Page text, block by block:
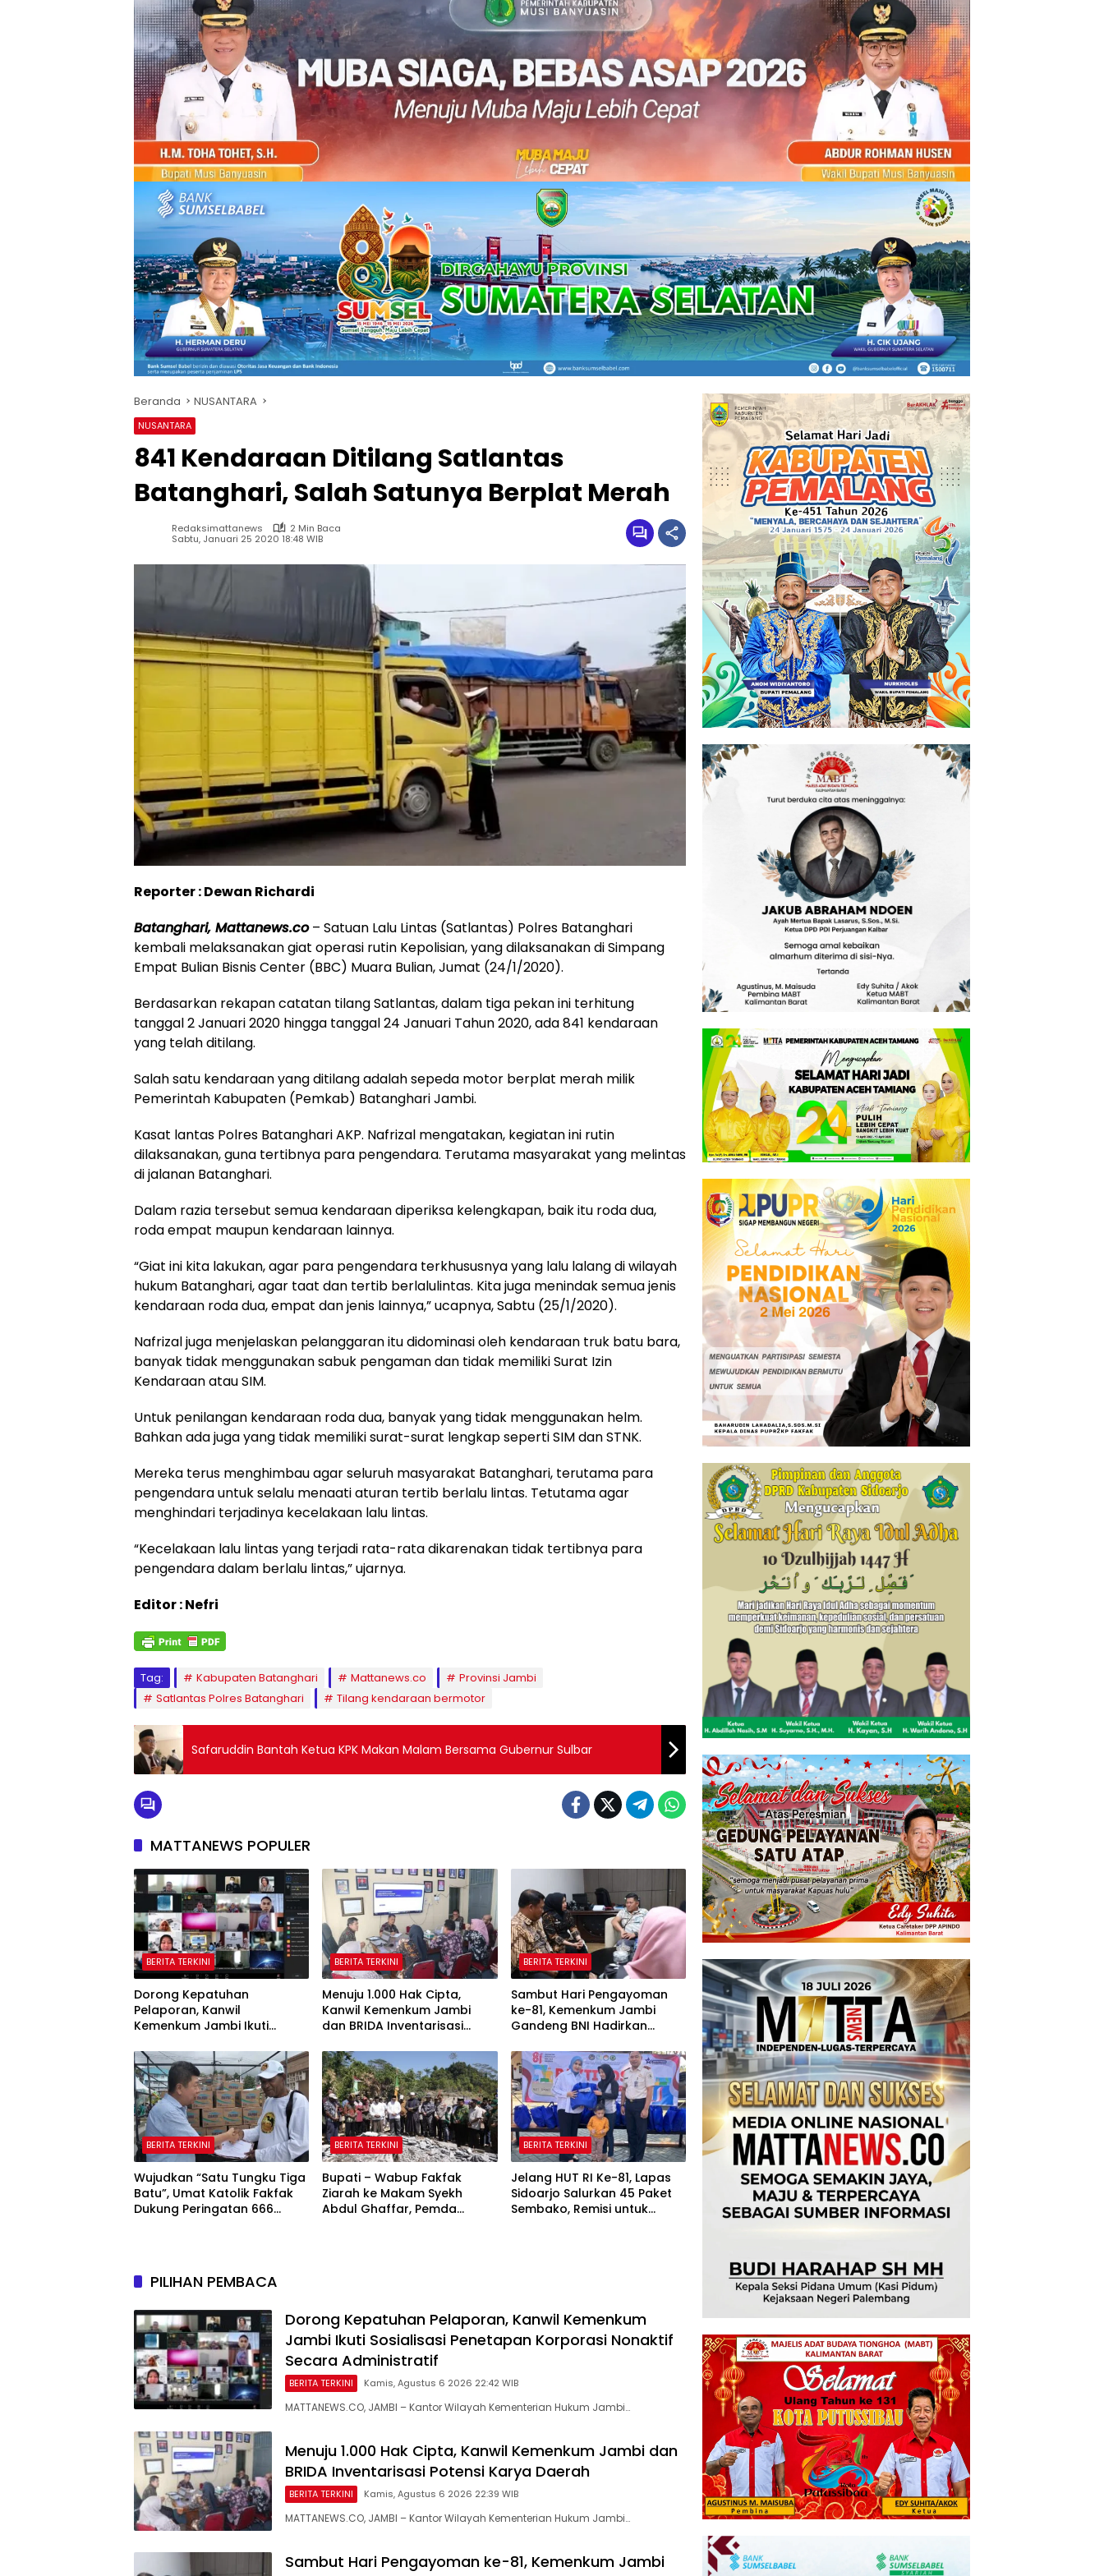
Beranda NUSANTARA
NUSANTARA
841 Kendaraan Ditilang Satlantas
Batanghari, Salah Satunya Berplat Merah
Redaksimattanews
2 Min Baca
Sabtu, Januari 25 2020 18:48 WIB
Reporter : Dewan Richardi
Batanghari, Mattanews.co– Satuan Lalu Lintas (Satlantas) Polres Batanghari
kembali melaksanakan giat operasi rutin Kepolisian, yang dilaksanakan di Simpang
Empat Bulian Bisnis Center (BBC) Muara Bulian, Jumat (24/1/2020).
Berdasarkan rekapan catatan tilang Satlantas, dalam tiga pekan ini terhitung
tanggal 2 Januari 2020 hingga tanggal 24 Januari Tahun 2020, ada 841 kendaraan
yang telah ditilang.
Salah satu kendaraan yang ditilang adalah sepeda motor berplat merah milik
Pemerintah Kabupaten (Pemkab) Batanghari Jambi.
Kasat lantas Polres Batanghari AKP. Nafrizal mengatakan, kegiatan ini rutin
dilaksanakan, guna tertibnya para pengendara. Terutama masyarakat yang melintas
di jalanan Batanghari.
Dalam razia tersebut semua kendaraan diperiksa kelengkapan, baik itu roda dua,
roda empat maupun kendaraan lainnya.
“Giat ini kita lakukan, agar para pengendara terkhususnya yang lalu lalang di wilayah
hukum Batanghari, agar taat dan tertib berlalulintas. Kita juga menindak semua jenis
kendaraan roda dua, empat dan jenis lainnya,” ucapnya, Sabtu (25/1/2020).
Nafrizal juga menjelaskan pelanggaran itu didominasi oleh kendaraan truk batu bara,
banyak tidak menggunakan sabuk pengaman dan tidak memiliki Surat Izin
Kendaraan atau SIM.
Untuk penilangan kendaraan roda dua, banyak yang tidak menggunakan helm.
Bahkan ada juga yang tidak memiliki surat-surat lengkap seperti SIM dan STNK.
Mereka terus menghimbau agar seluruh masyarakat Batanghari, terutama para
pengendara untuk selalu menaati aturan tertib berlalu lintas. Tetutama agar
menghindari terjadinya kecelakaan lalu lintas.
“Kecelakaan lalu lintas yang terjadi rata-rata dikarenakan tidak tertibnya para
pengendara dalam berlalu lintas,” ujarnya.
Editor : Nefri
Tag: Kabupaten Batanghari Mattanews.co
Provinsi Jambi
Satlantas Polres Batanghari
Tilang kendaraan bermotor
Safaruddin Bantah Ketua KPK Makan Malam Bersama Gubernur Sulbar
MATTANEWS POPULER
BERITA TERKINI
Dorong Kepatuhan
Pelaporan, Kanwil
Kemenkum Jambi Ikuti
Korporasi Nonaktif Secara
Administratif
BERITA TERKINI
Menuju 1.000 Hak Cipta,
Kanwil Kemenkum Jambi
dan BRIDA Inventarisasi
BERITA TERKINI
Sambut Hari Pengayoman
ke-81, Kemenkum Jambi
Gandeng BNI Hadirkan
Cipta Gratis
BERITA TERKINI
Wujudkan “Satu Tungku Tiga
Batu”, Umat Katolik Fakfak
Dukung Peringatan 666
BERITA TERKINI
Bupati – Wabup Fakfak
Ziarah ke Makam Syekh
Abdul Ghaffar, Pemda
BERITA TERKINI
Jelang HUT RI Ke-81, Lapas
Sidoarjo Salurkan 45 Paket
Sembako, Remisi untuk
PILIHAN PEMBACA
Dorong Kepatuhan Pelaporan, Kanwil Kemenkum
Jambi Ikuti Sosialisasi Penetapan Korporasi Nonaktif
Secara Administratif
BERITA TERKINI Kamis, Agustus 6 2026 22:42 WIB
MATTANEWS.CO, JAMBI – Kantor Wilayah Kementerian Hukum Jambi…
Menuju 1.000 Hak Cipta, Kanwil Kemenkum Jambi dan
BRIDA Inventarisasi Potensi Karya Daerah
BERITA TERKINI Kamis, Agustus 6 2026 22:39 WIB
MATTANEWS.CO, JAMBI – Kantor Wilayah Kementerian Hukum Jambi…
Sambut Hari Pengayoman ke-81, Kemenkum Jambi